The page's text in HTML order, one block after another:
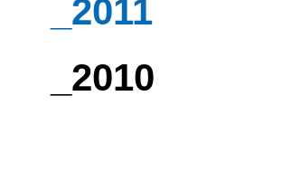
_2011
_2010